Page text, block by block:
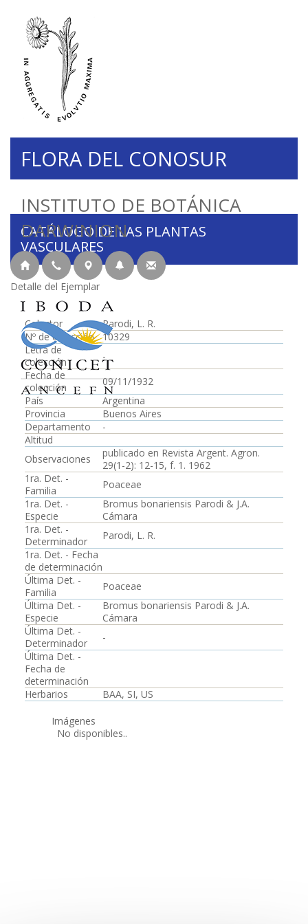
INSTITUTO DE BOTÁNICA
DARWINION
FLORA DEL CONOSUR
CATÁLOGO DE LAS PLANTAS
VASCULARES
Detalle del Ejemplar
Colector
Parodi, L. R.
Nº de colección
10329
Letra de
colección
-
Fecha de
colección
09/11/1932
País
Argentina
Provincia
Buenos Aires
Departamento
-
Altitud
Observaciones
publicado en Revista Argent. Agron.
29(1-2): 12-15, f. 1. 1962
1ra. Det. -
Familia
Poaceae
1ra. Det. -
Especie
Bromus bonariensis Parodi & J.A.
Cámara
1ra. Det. -
Determinador
Parodi, L. R.
1ra. Det. - Fecha
de determinación
Última Det. -
Familia
Poaceae
Última Det. -
Especie
Bromus bonariensis Parodi & J.A.
Cámara
Última Det. -
Determinador
-
Última Det. -
Fecha de
determinación
Herbarios
BAA, SI, US
Imágenes
No disponibles..